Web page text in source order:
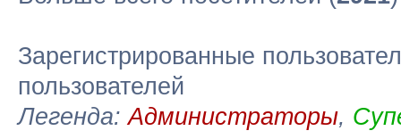
Зарегистрированные
пользователей
Легенда:Администраторы,